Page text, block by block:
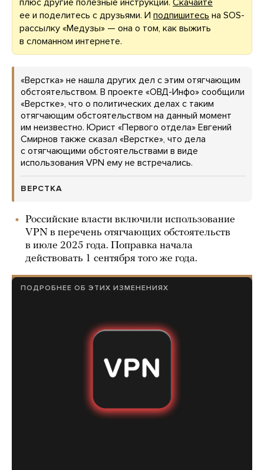
плюс другие полезные инструкции. Скачайте
ее и поделитесь с друзьями. И подпишитесь на SOS-
рассылку «Медузы» — она о том, как выжить
в сломанном интернете.
«Верстка» не нашла других дел с этим отягчающим
обстоятельством. В проекте «ОВД-Инфо» сообщили
«Верстке», что о политических делах с таким
отягчающим обстоятельством на данный момент
им неизвестно. Юрист «Первого отдела» Евгений
Смирнов также сказал «Верстке», что дела
с отягчающими обстоятельствами в виде
использования VPN ему не встречались.
ВЕРСТКА
Российские власти включили использование
VPN в перечень отягчающих обстоятельств
в июле 2025 года. Поправка начала
действовать 1 сентября того же года.
ПОДРОБНЕЕ ОБ ЭТИХ ИЗМЕНЕНИЯХ